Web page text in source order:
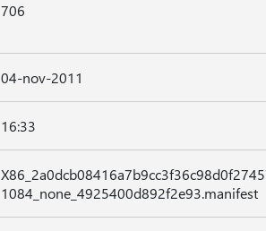
706
04-nov-2011
16:33
1084_none_4925400d892f2e93.manifest